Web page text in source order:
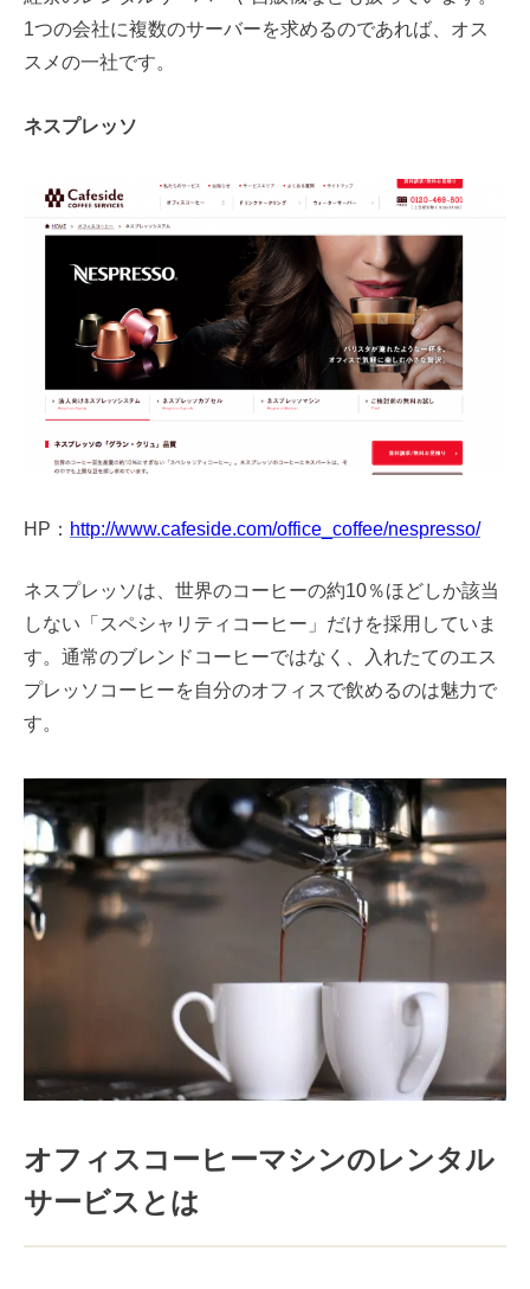
1つの会社に複数のサーバーを求めるのであれば、オス
スメの一社です。
ネスプレッソ
HP： http://www.cafeside.com/office_coffee/nespresso/
ネスプレッソは、世界のコーヒーの約10％ほどしか該当
しない「スペシャリティコーヒー」だけを採用していま
す。通常のブレンドコーヒーではなく、入れたてのエス
プレッソコーヒーを自分のオフィスで飲めるのは魅力で
す。
オフィスコーヒーマシンのレンタル
サービスとは